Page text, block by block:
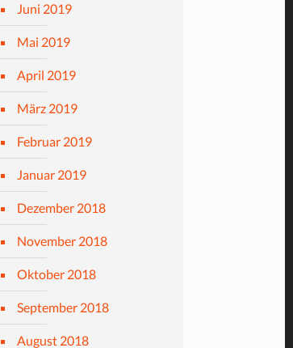
Juni 2019
Mai 2019
April 2019
März 2019
Februar 2019
Januar 2019
Dezember 2018
November 2018
Oktober 2018
September 2018
August 2018